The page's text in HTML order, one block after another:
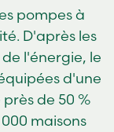
pompes à
D'après les
l'énergie, le
d'une
de 50 %
maisons